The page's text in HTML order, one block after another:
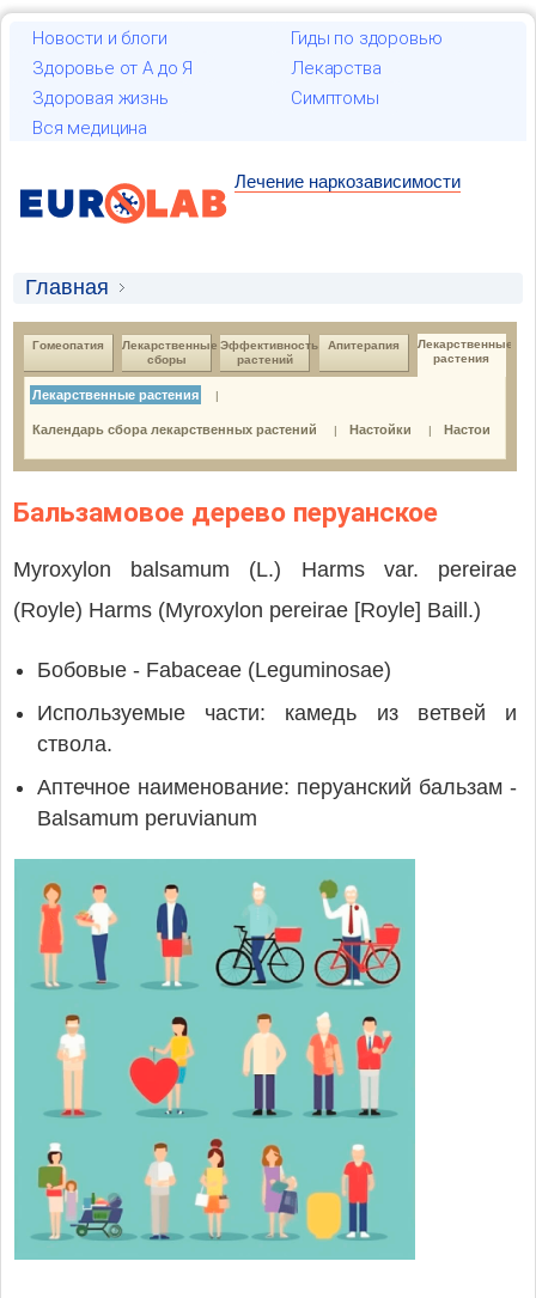
Новости и блоги
Гиды по здоровью
Здоровье от А до Я
Лекарства
Здоровая жизнь
Симптомы
Вся медицина
Лечение наркозависимости
Главная
Лекарственные растения и гомеопатия
Лекарственные растения
Гомеопатия
Лекарственные
сборы
Эффективность
растений
Апитерапия
Лекарственные
растения
Лекарственные растения |
Календарь сбора лекарственных растений | Настойки | Настои
Бальзамовое дерево перуанское
Myroxylon balsamum (L.) Harms var. pereirae
(Royle) Harms (Myroxylon pereirae [Royle] Baill.)
Бобовые - Fabaceae (Leguminosae)
Используемые части: камедь из ветвей и
ствола.
Аптечное наименование: перуанский бальзам -
Balsamum peruvianum